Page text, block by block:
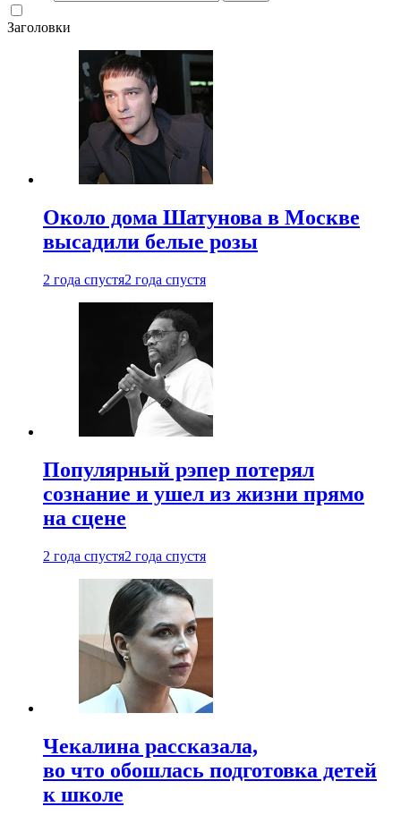
Заголовки
Около дома Шатунова в Москве
высадили белые розы
2 года спустя2 года спустя
Популярный рэпер потерял
сознание и ушел из жизни прямо
на сцене
2 года спустя2 года спустя
Чекалина рассказала,
во что обошлась подготовка детей
к школе